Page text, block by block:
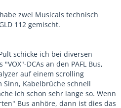
zwei Musicals technisch
112 gemischt.
schicke ich bei diversen
DCAs an den PAFL Bus,
auf einem scrolling
Kabelbrüche schnell
ich schon sehr lange so. Wenn
Bus anhöre, dann ist dies das